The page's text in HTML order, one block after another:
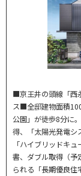
■京王井の頭線「西
ス■全邸建物面積
公園」が徒歩8分に
得、「太陽光発電
「ハイブリッドキ
書、ダブル取得（
られる「長期優良住